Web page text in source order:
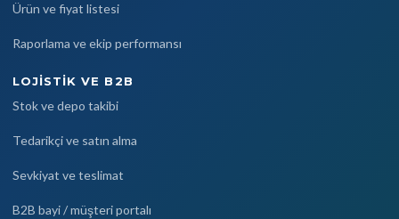
Ürün ve fiyat listesi
Raporlama ve ekip performansı
LOJISTIK VE B2B
Stok ve depo takibi
Tedarikçi ve satın alma
Sevkiyat ve teslimat
B2B bayi / müşteri portalı